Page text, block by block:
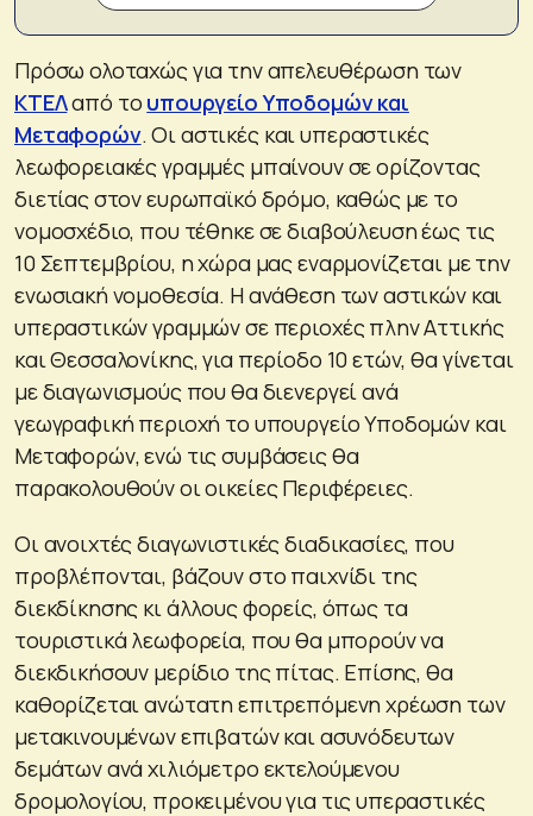
Πρόσω ολοταχώς για την απελευθέρωση των
ΚΤΕΛαπό το υπουργείο Υποδομών και
Μεταφορών. Οι αστικές και υπεραστικές
λεωφορειακές γραμμές μπαίνουν σε ορίζοντας
διετίας στον ευρωπαϊκό δρόμο, καθώς με το
νομοσχέδιο, που τέθηκε σε διαβούλευση έως τις
10 Σεπτεμβρίου, η χώρα μας εναρμονίζεται με την
ενωσιακή νομοθεσία. Η ανάθεση των αστικών και
υπεραστικών γραμμών σε περιοχές πλην Αττικής
και Θεσσαλονίκης, για περίοδο 10 ετών, θα γίνεται
με διαγωνισμούς που θα διενεργεί ανά
γεωγραφική περιοχή το υπουργείο Υποδομών και
Μεταφορών, ενώ τις συμβάσεις θα
παρακολουθούν οι οικείες Περιφέρειες.
Οι ανοιχτές διαγωνιστικές διαδικασίες, που
προβλέπονται, βάζουν στο παιχνίδι της
διεκδίκησης κι άλλους φορείς, όπως τα
τουριστικά λεωφορεία, που θα μπορούν να
διεκδικήσουν μερίδιο της πίτας. Επίσης, θα
καθορίζεται ανώτατη επιτρεπόμενη χρέωση των
μετακινουμένων επιβατών και ασυνόδευτων
δεμάτων ανά χιλιόμετρο εκτελούμενου
δρομολογίου, προκειμένου για τις υπεραστικές